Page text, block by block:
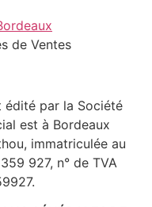
de Ventes
édité par la Société
est à Bordeaux
immatriculée au
927, n° de TVA